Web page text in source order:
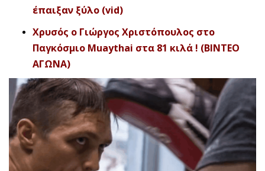
έπαιξαν ξύλο (vid)
Χρυσός ο Γιώργος Χριστόπουλος στο
Παγκόσμιο Muaythai στα 81 κιλά ! (ΒΙΝΤΕΟ
ΑΓΩΝΑ)